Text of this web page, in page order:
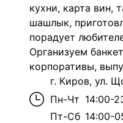
кухни, карта вин,
шашлык,
порадует
Организуем
корпоративы,
г. Киров, ул.
Пн-Чт 14:00-
Пт-Сб 14:00-